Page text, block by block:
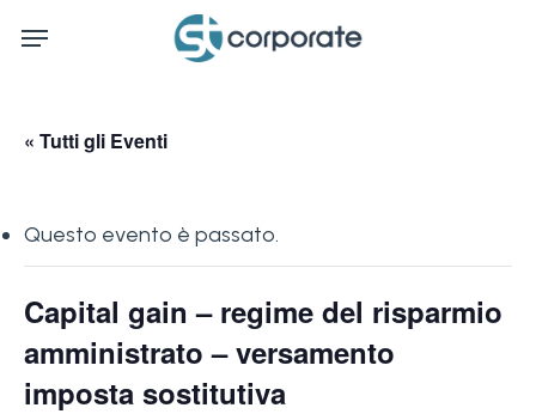
Menu
« Tutti gli Eventi
Questo evento è passato.
Capital gain – regime del risparmio
amministrato – versamento
imposta sostitutiva